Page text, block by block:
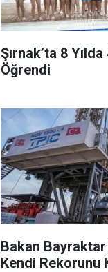
Şırnak’ta 8
Öğrendi
Bakan Bayraktar
Kendi Rekorunu